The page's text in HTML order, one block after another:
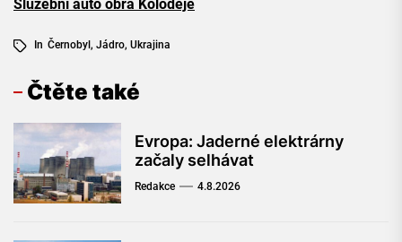
Služební auto obra Koloděje
In Černobyl , Jádro, Ukrajina
Čtěte také
Evropa: Jaderné elektrárny
začaly selhávat
Redakce 4.8.2026